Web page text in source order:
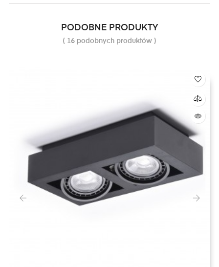
PODOBNE PRODUKTY
( 16 podobnych produktów )